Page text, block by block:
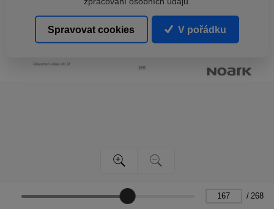
/ 268
Spravovat cookies V pořádku